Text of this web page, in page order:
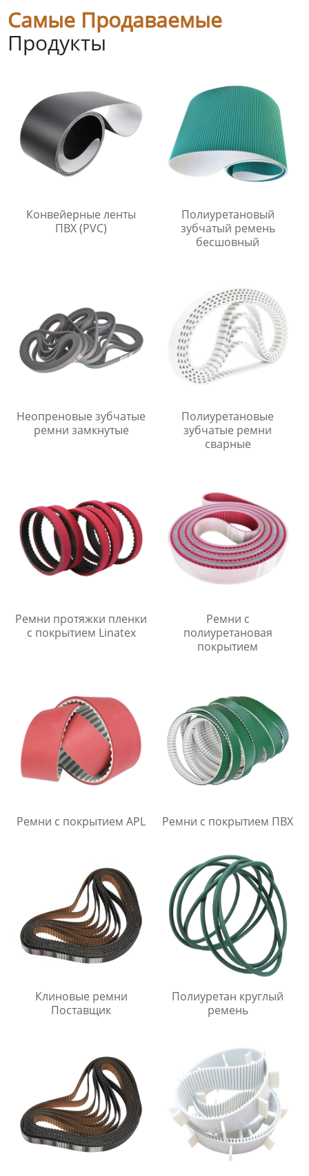
Самые Продаваемые
Продукты
Конвейерные ленты
ПВХ (PVC)
Полиуретановый
зубчатый ремень
бесшовный
Неопреновые зубчатые
ремни замкнутые
Полиуретановые
зубчатые ремни
сварные
Ремни протяжки пленки
с покрытием Linatex
Ремни с
полиуретановая
покрытием
Ремни с покрытием APL Ремни с покрытием ПВХ
Клиновые ремни
Поставщик
Полиуретан круглый
ремень